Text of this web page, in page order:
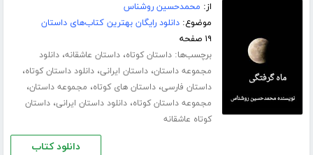
از: محمدحسین روشناس
موضوع:دانلود رایگان بهترین کتاب‌های داستان
۱۹ صفحه
برچسب‌ها:داستان کوتاه،داستان عاشقانه،دانلود
مجموعه داستان،داستان ایرانی،دانلود داستان کوتاه،
داستان فارسی،داستان های کوتاه، مجموعه داستان،
مجموعه داستان کوتاه،دانلود داستان ایرانی،داستان
کوتاه عاشقانه
دانلود کتاب